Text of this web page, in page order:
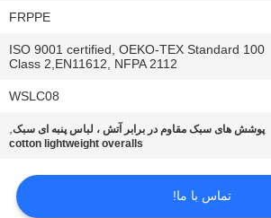
FRPPE
ISO 9001 certified, OEKO-TEX Standard 100
Class 2,EN11612, NFPA 2112
WSLC08
پوشش های سبک مقاوم در برابر آتش ، لباس پنبه ای سبک,
cotton lightweight overalls
تماس با ما!